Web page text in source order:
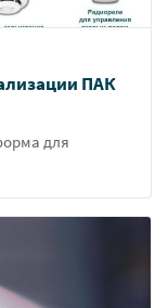
ПАК
для